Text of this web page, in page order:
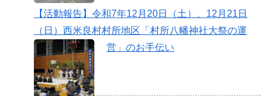
【活動報告】令和7年12月20日（土）、12月21日
（日）西米良村村所地区「村所八幡神社大祭の運
営」のお手伝い